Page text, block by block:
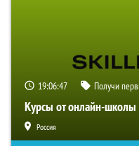
19:06:46 Получи
Курсы от онлайн-
Россия